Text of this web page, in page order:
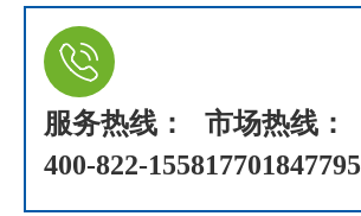
服务热线：
400-822-1558
市场热线：
17701847795